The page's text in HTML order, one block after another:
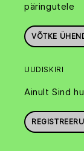
päringutele
VÕTKE
UUDISKIRI
Ainult Sind